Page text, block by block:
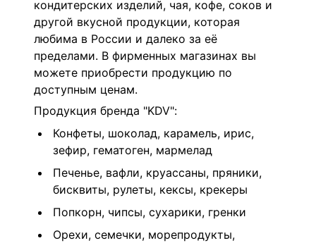
кондитерских изделий, чая, кофе, соков и
другой вкусной продукции, которая
любима в России и далеко за её
пределами. В фирменных магазинах вы
можете приобрести продукцию по
доступным ценам.
Продукция бренда "KDV":
Конфеты, шоколад, карамель, ирис,
зефир, гематоген, мармелад
Печенье, вафли, круассаны, пряники,
бисквиты, рулеты, кексы, крекеры
Попкорн, чипсы, сухарики, гренки
Орехи, семечки, морепродукты,